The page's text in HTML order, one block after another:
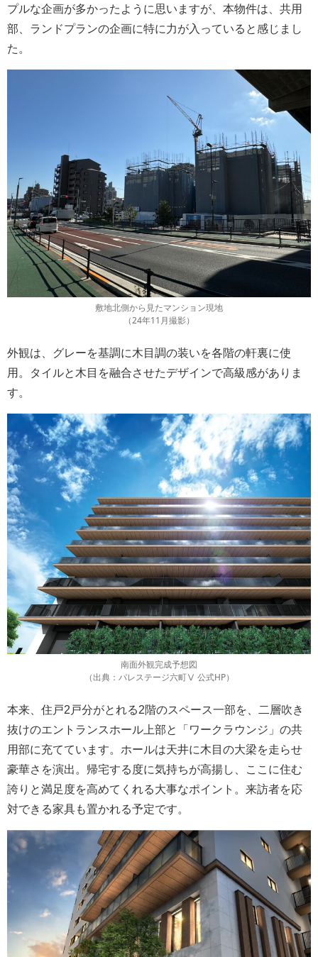
プルな企画が多かったように思いますが、本物件は、共用
部、ランドプランの企画に特に力が入っていると感じまし
た。
敷地北側から見たマンション現地
（24年11月撮影）
外観は、グレーを基調に木目調の装いを各階の軒裏に使
用。タイルと木目を融合させたデザインで高級感がありま
す。
南面外観完成予想図
（出典：パレステージ六町Ⅴ 公式HP）
本来、住戸2戸分がとれる2階のスペース一部を、二層吹き
抜けのエントランスホール上部と「ワークラウンジ」の共
用部に充てています。ホールは天井に木目の大梁を走らせ
豪華さを演出。帰宅する度に気持ちが高揚し、ここに住む
誇りと満足度を高めてくれる大事なポイント。来訪者を応
対できる家具も置かれる予定です。